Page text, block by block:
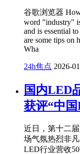
谷歌浏览器
word "industry"
and is essential
are some tips on
Wha
24h焦点 2026-
国内LED
获评“中国
近日，第十二
场气氛热烈非
LED行业营收